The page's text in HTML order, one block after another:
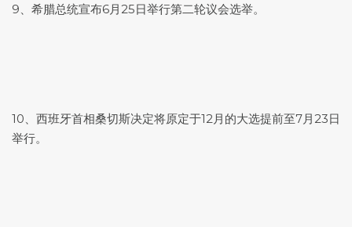
9、希腊总统宣布6月25日举行第二轮议会选举。
10、西班牙首相桑切斯决定将原定于12月的大选提前至7月23日
举行。